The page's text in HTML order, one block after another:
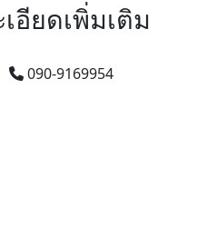
อียดเพิ่มเติม
090-9169954